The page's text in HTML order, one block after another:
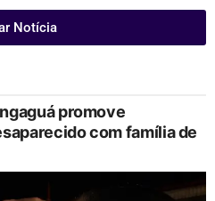
Notícia
promove
com família de